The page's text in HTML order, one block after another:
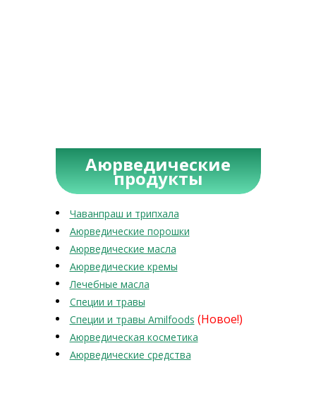
Аюрведические
продукты
Чаванпраш и трипхала
Аюрведические порошки
Аюрведические масла
Аюрведические кремы
Лечебные масла
Специи и травы
Специи и травы Amilfoods (Новое!)
Аюрведическая косметика
Аюрведические средства